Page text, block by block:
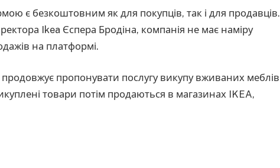
є безкоштовним як для покупців, так і для продавців.
Ikea Єспера Бродіна, компанія не має наміру
на платформі.
пропонувати послугу викупу вживаних меблів
товари потім продаються в магазинах IKEA,